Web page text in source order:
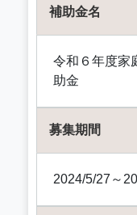
補助金名
令和６年度家
助金
募集期間
2024/5/27～